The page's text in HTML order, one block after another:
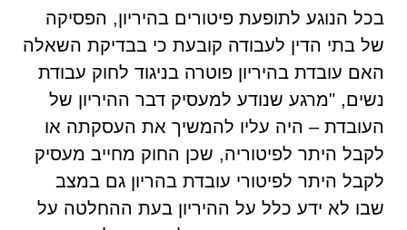
בכל הנוגע לתופעת פיטורים בהיריון, הפסיקה
של בתי הדין לעבודה קובעת כי בבדיקת השאלה
האם עובדת בהיריון פוטרה בניגוד לחוק עבודת
נשים, "מרגע שנודע למעסיק דבר ההיריון של
העובדת – היה עליו להמשיך את העסקתה או
לקבל היתר לפיטוריה, שכן החוק מחייב מעסיק
לקבל היתר לפיטורי עובדת בהריון גם במצב
שבו לא ידע כלל על ההיריון בעת ההחלטה על